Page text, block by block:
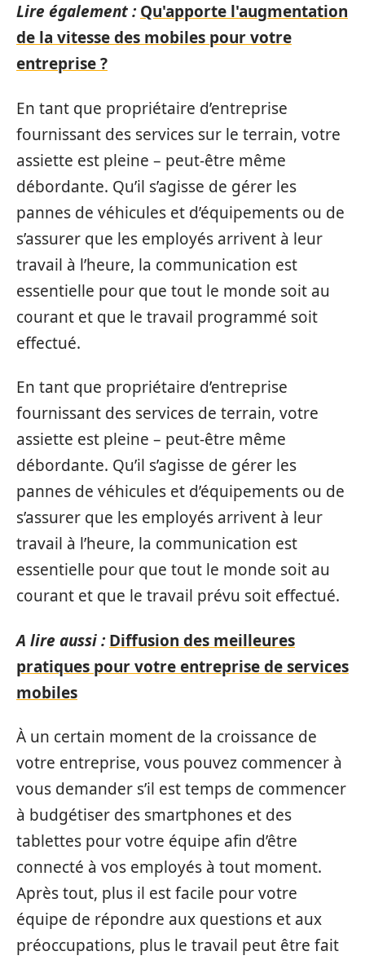
Lire également : Qu'apporte l'augmentation
de la vitesse des mobiles pour votre
entreprise ?
En tant que propriétaire d’entreprise
fournissant des services sur le terrain, votre
assiette est pleine – peut-être même
débordante. Qu’il s’agisse de gérer les
pannes de véhicules et d’équipements ou de
s’assurer que les employés arrivent à leur
travail à l’heure, la communication est
essentielle pour que tout le monde soit au
courant et que le travail programmé soit
effectué.
En tant que propriétaire d’entreprise
fournissant des services de terrain, votre
assiette est pleine – peut-être même
débordante. Qu’il s’agisse de gérer les
pannes de véhicules et d’équipements ou de
s’assurer que les employés arrivent à leur
travail à l’heure, la communication est
essentielle pour que tout le monde soit au
courant et que le travail prévu soit effectué.
A lire aussi : Diffusion des meilleures
pratiques pour votre entreprise de services
mobiles
À un certain moment de la croissance de
votre entreprise, vous pouvez commencer à
vous demander s’il est temps de commencer
à budgétiser des smartphones et des
tablettes pour votre équipe afin d’être
connecté à vos employés à tout moment.
Après tout, plus il est facile pour votre
équipe de répondre aux questions et aux
préoccupations, plus le travail peut être fait